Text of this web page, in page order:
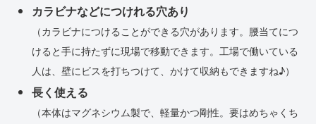
カラビナなどにつけれる穴あり
（カラビナにつけることができる穴があります。腰当てにつ
けると手に持たずに現場で移動できます。工場で働いている
人は、壁にビスを打ちつけて、かけて収納もできますね♪）
長く使える
（本体はマグネシウム製で、軽量かつ剛性。要はめちゃくち